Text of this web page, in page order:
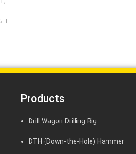
شانک های روزه T
Products
Drill Wagon Drilling Rig
DTH (Down-the-Hole) Hammer